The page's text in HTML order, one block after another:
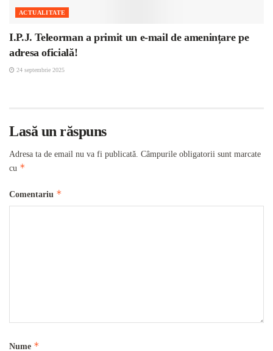
ACTUALITATE
I.P.J. Teleorman a primit un e-mail de amenințare pe
adresa oficială!
24 septembrie 2025
Lasă un răspuns
Adresa ta de email nu va fi publicată. Câmpurile obligatorii sunt marcate
cu *
Comentariu *
Nume *